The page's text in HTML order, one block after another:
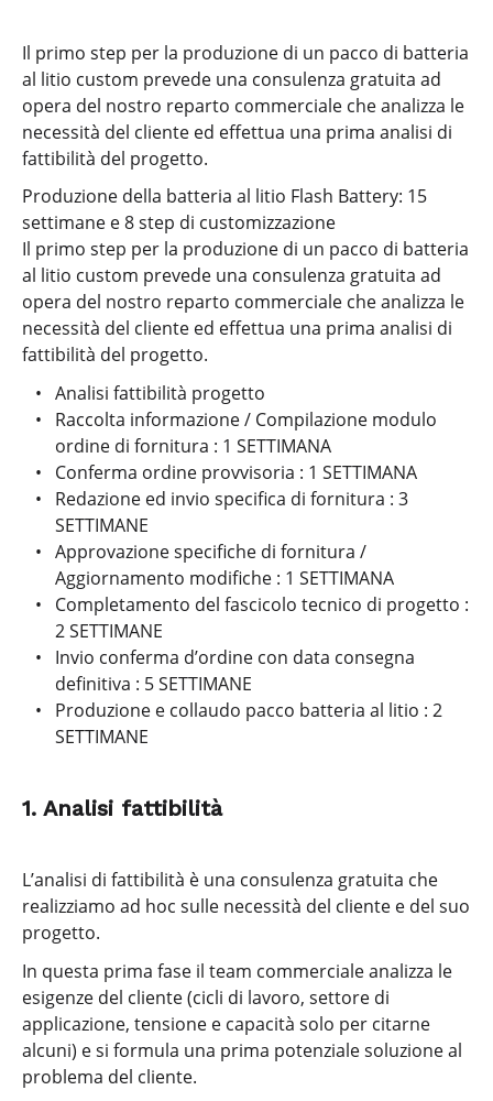
Il primo step per la produzione di un pacco di batteria
al litio custom prevede una consulenza gratuita ad
opera del nostro reparto commerciale che analizza le
necessità del cliente ed effettua una prima analisi di
fattibilità del progetto.
Produzione della batteria al litio Flash Battery: 15
settimane e 8 step di customizzazione
Il primo step per la produzione di un pacco di batteria
al litio custom prevede una consulenza gratuita ad
opera del nostro reparto commerciale che analizza le
necessità del cliente ed effettua una prima analisi di
fattibilità del progetto.
Analisi fattibilità progetto
Raccolta informazione / Compilazione modulo
ordine di fornitura : 1 SETTIMANA
Conferma ordine provvisoria : 1 SETTIMANA
Redazione ed invio specifica di fornitura : 3
SETTIMANE
Approvazione specifiche di fornitura /
Aggiornamento modifiche : 1 SETTIMANA
Completamento del fascicolo tecnico di progetto :
2 SETTIMANE
Invio conferma d’ordine con data consegna
definitiva : 5 SETTIMANE
Produzione e collaudo pacco batteria al litio : 2
SETTIMANE
1. Analisi fattibilità
L’analisi di fattibilità è una consulenza gratuita che
realizziamo ad hoc sulle necessità del cliente e del suo
progetto.
In questa prima fase il team commerciale analizza le
esigenze del cliente (cicli di lavoro, settore di
applicazione, tensione e capacità solo per citarne
alcuni) e si formula una prima potenziale soluzione al
problema del cliente.